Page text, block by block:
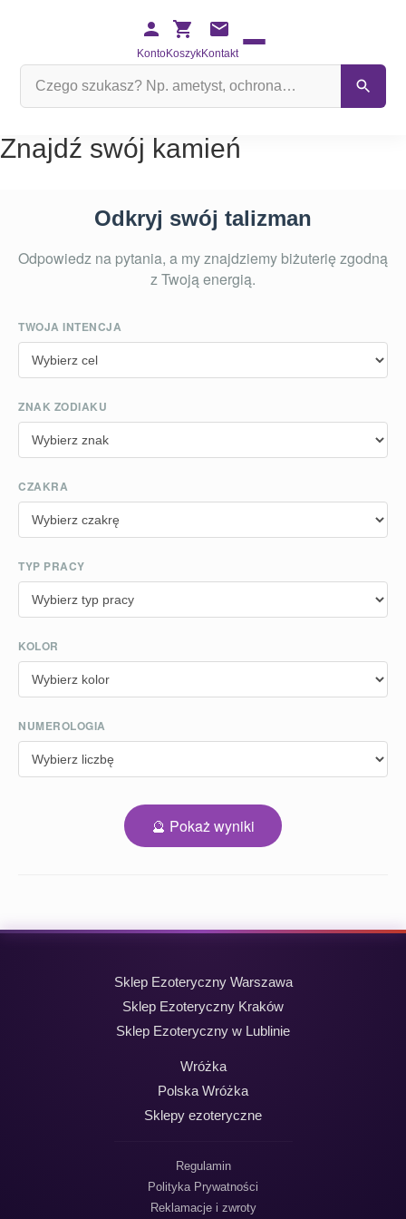
KontoKoszykKontakt
Znajdź swój kamień
Odkryj swój talizman
Odpowiedz na pytania, a my znajdziemy biżuterię zgodną
z Twoją energią.
TWOJA INTENCJA
ZNAK ZODIAKU
CZAKRA
TYP PRACY
KOLOR
NUMEROLOGIA
🔮 Pokaż wyniki
Sklep Ezoteryczny Warszawa
Sklep Ezoteryczny Kraków
Sklep Ezoteryczny w Lublinie
Wróżka
Polska Wróżka
Sklepy ezoteryczne
Regulamin
Polityka Prywatności
Reklamacje i zwroty